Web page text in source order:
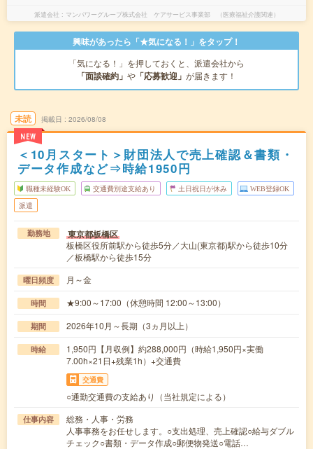
派遣会社 マンパワーグループ株式会社 ケアサービス事業部 （医療福祉介護関連）
興味があったら「★気になる！」をタップ！
「気になる！」を押しておくと、派遣会社から
「面談確約」 や 「応募歓迎」 が届きます！
未読
NEW
掲載日 2026/08/08
＜10月スタート＞財団法人で売上確認＆書類・
データ作成など⇒時給1950円
職種未経験OK 交通費別途支給あり 土日祝日が休み WEB登録OK
派遣
勤務地 東京都板橋区
板橋区役所前駅から徒歩5分／大山(東京都)駅から徒歩10分
／板橋駅から徒歩15分
曜日頻度 月～金
時間 ★9:00～17:00（休憩時間 12:00～13:00）
期間 2026年10月～長期（3ヵ月以上）
時給
1,950円【月収例】約288,000円（時給1,950円×実働
7.00h×21日+残業1h）+交通費
交通費
○通勤交通費の支給あり（当社規定による）
仕事内容
総務・人事・労務
人事事務をお任せします。○支出処理、売上確認○給与ダブル
チェック○書類・データ作成○郵便物発送○電話…